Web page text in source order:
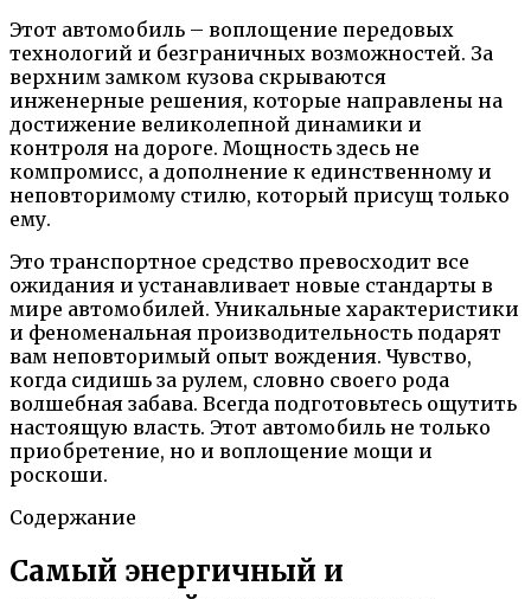
Этот автомобиль – воплощение передовых
технологий и безграничных возможностей. За
верхним замком кузова скрываются
инженерные решения, которые направлены на
достижение великолепной динамики и
контроля на дороге. Мощность здесь не
компромисс, а дополнение к единственному и
неповторимому стилю, который присущ только
ему.
Это транспортное средство превосходит все
ожидания и устанавливает новые стандарты в
мире автомобилей. Уникальные характеристики
и феноменальная производительность подарят
вам неповторимый опыт вождения. Чувство,
когда сидишь за рулем, словно своего рода
волшебная забава. Всегда подготовьтесь ощутить
настоящую власть. Этот автомобиль не только
приобретение, но и воплощение мощи и
роскоши.
Содержание
Самый энергичный и